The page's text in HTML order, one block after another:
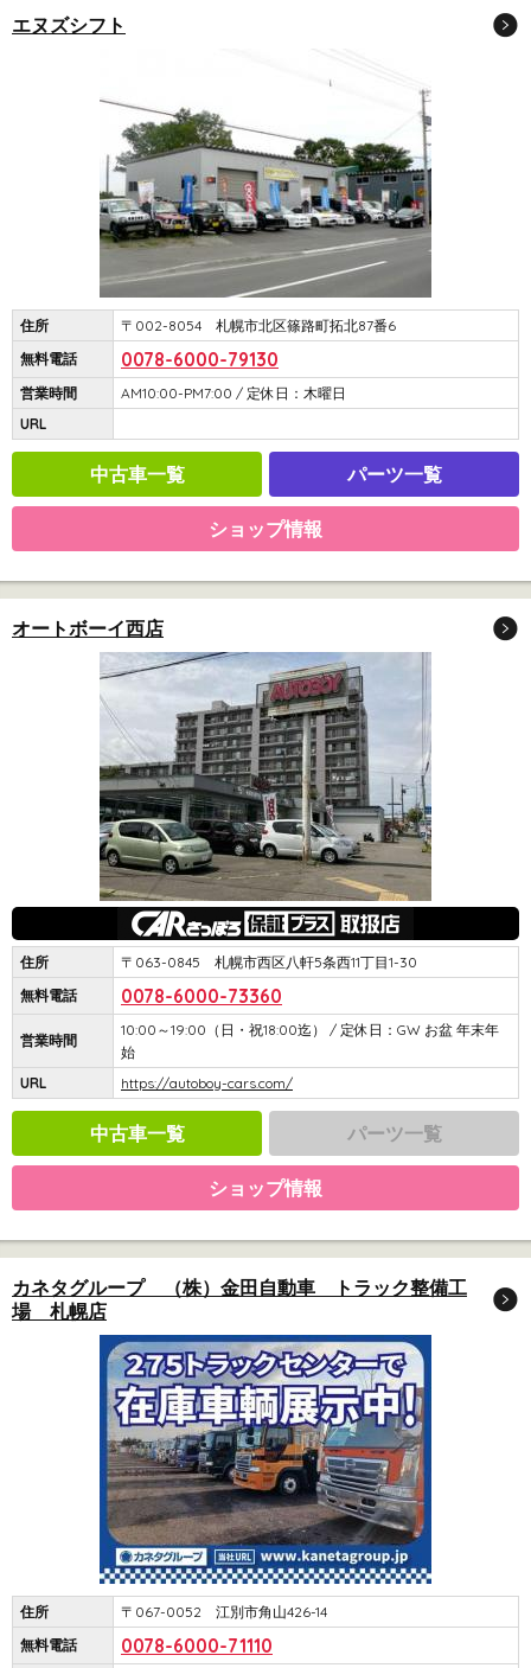
エヌズシフト
住所
〒002-8054 札幌市北区篠路町拓北87番6
無料電話
0078-6000-79130
営業時間
AM10:00-PM7:00 / 定休日：木曜日
URL
中古車一覧 パーツ一覧
ショップ情報
オートボーイ西店
住所
〒063-0845 札幌市西区八軒5条西11丁目1-30
無料電話
0078-6000-73360
営業時間
10:00～19:00（日・祝18:00迄） / 定休日：GW お盆 年末年
始
URL
https://autoboy-cars.com/
中古車一覧 パーツ一覧
ショップ情報
カネタグループ （株）金田自動車 トラック整備工
場 札幌店
住所
〒067-0052 江別市角山426-14
無料電話
0078-6000-71110